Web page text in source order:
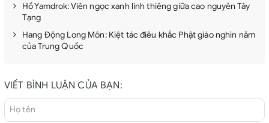
Hồ Yamdrok: Viên ngọc xanh linh thiêng giữa cao nguyên Tây
Tạng
Hang Động Long Môn: Kiệt tác điêu khắc Phật giáo nghìn năm
của Trung Quốc
VIẾT BÌNH LUẬN CỦA BẠN: